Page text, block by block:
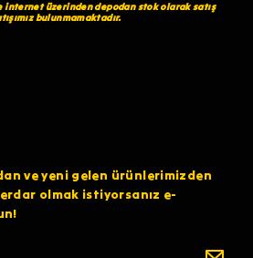
internet üzerinden depodan stok olarak satış
bulunmamaktadır.
ve yeni gelen ürünlerimizden
olmak istiyorsanız e-